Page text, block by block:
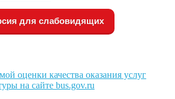
для слабовидящих
оценки качества оказания услуг
на сайте bus.gov.ru